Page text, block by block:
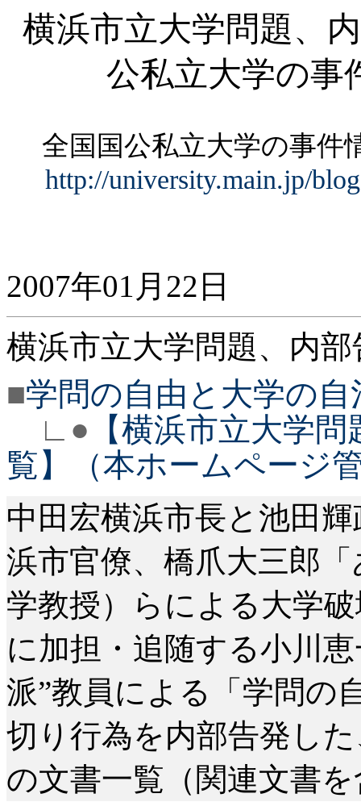
横浜市立大学問題、
公私立大学の事
全国国公私立大学の事
http://university.main.jp/
2007年01月22日
横浜市立大学問題、内
■学問の自由と大学の
∟● 【横浜市立大学
覧】（本ホームページ
中田宏横浜市長と池田
浜市官僚、橋爪大三郎
学教授）らによる大学
に加担・追随する小川
派”教員による「学問の
切り行為を内部告発し
の文書一覧（関連文書